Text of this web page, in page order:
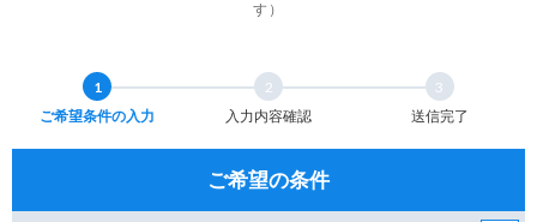
す）
1
ご希望条件の入力
2
入力内容確認
3
送信完了
ご希望の条件